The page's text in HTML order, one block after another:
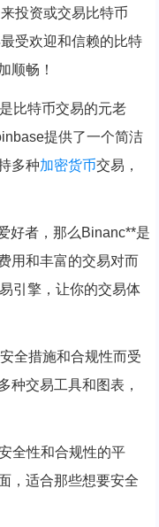
投资或交易比特币
受欢迎和信赖的比特
顺畅！
比特币交易的元老
提供了一个简洁
多种加密货币交易，
好者，那么Binanc**是
用和丰富的交易对而
引擎，让你的交易体
全措施和合规性而受
种交易工具和图表，
全性和合规性的平
，适合那些想要安全